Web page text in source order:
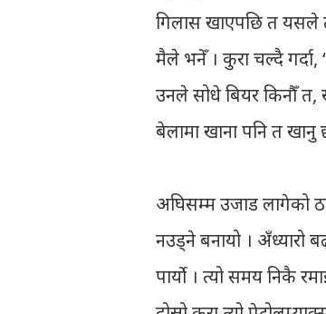
गिलास खाएपछि त यसले
मैले भनेँ । कुरा चल्दै गर्दा,
उनले सोधे बियर किनौँ त,
बेलामा खाना पनि त
अघिसम्म उजाड लागेको
नउड्ने बनायो । अँध्यारो
पार्यो । त्यो समय निकै